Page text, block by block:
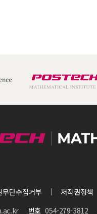
무단수집거부
저작권정책
번호 054-279-3812